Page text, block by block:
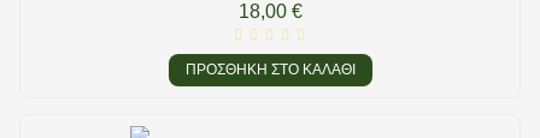
18,00 €
ΠΡΟΣΘΉΚΗ ΣΤΟ ΚΑΛΆΘΙ